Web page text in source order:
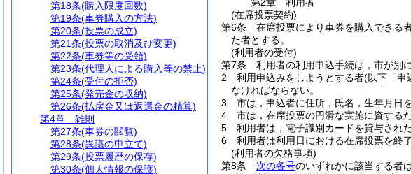
(在席投票契約)
第6条
在席投票により車券を購入できる
た者とする。
(利用者の受付)
第7条
利用者の利用申込手続は，市が別
2
利用申込みをしようとする者(以下「申
なければならない。
3
市は，申込者に住所，氏名，生年月日
4
市は，在席投票の円滑な実施に資する
5
利用者は，電子識別カードを貸与され
6
利用者は利用日における在席投票を終
(利用者の欠格事項)
第8条
次の各号のいずれかに該当する者
第18条(購入限度回数)
第19条(車券購入の方法)
第20条(投票の成立)
第21条(投票の取消及び変更)
第22条(車券等の受領)
第23条(代理人による購入等の禁止)
第24条(受付の拒否)
第25条(発売金の収納)
第26条(払戻金又は返還金の精算)
第4章
雑則
第27条(車券の閲覧)
第28条(異議の申立て)
第29条(投票履歴の保存)
第30条(個人情報の保護)